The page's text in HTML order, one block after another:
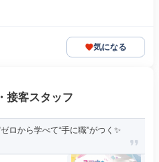
気になる
接客スタッフ
ロから学べて“手に職”がつく✨